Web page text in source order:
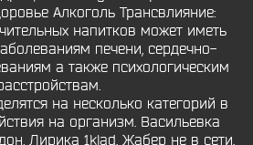
Алкоголь Трансвлияние:
напитков может иметь
печени, сердечно-
а также психологическим
на несколько категорий в
на организм. Васильевка
Лирика 1klad. Жабер не в сети.